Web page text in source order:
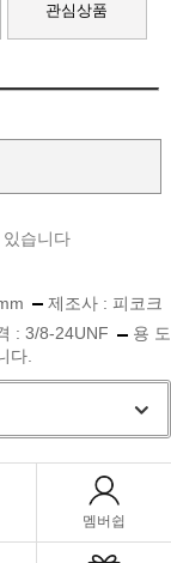
관심상품
습니다
제조사 : 피코크
: 3/8-24UNF
용 도
다.
멤버쉽